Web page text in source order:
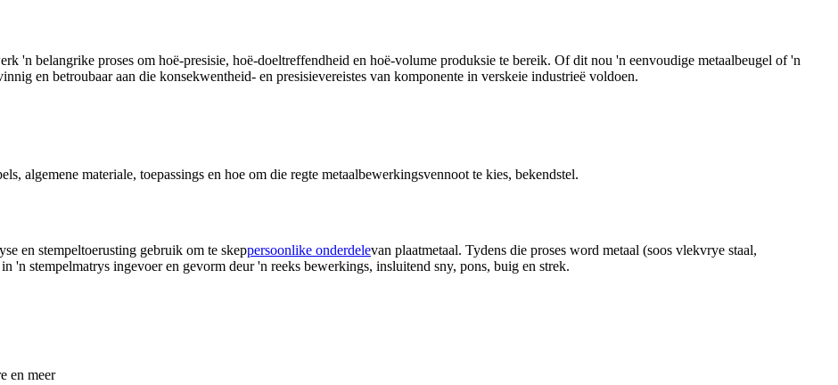
'n belangrike proses om hoë-presisie, hoë-doeltreffendheid en hoë-volume produksie te bereik. Of dit nou 'n eenvoudige metaalbeugel of 'n
en betroubaar aan die konsekwentheid- en presisievereistes van komponente in verskeie industrieë voldoen.
algemene materiale, toepassings en hoe om die regte metaalbewerkingsvennoot te kies, bekendstel.
en stempeltoerusting gebruik om te skeppersoonlike onderdelevan plaatmetaal. Tydens die proses word metaal (soos vlekvrye staal,
'n stempelmatrys ingevoer en gevorm deur 'n reeks bewerkings, insluitend sny, pons, buig en strek.
en meer